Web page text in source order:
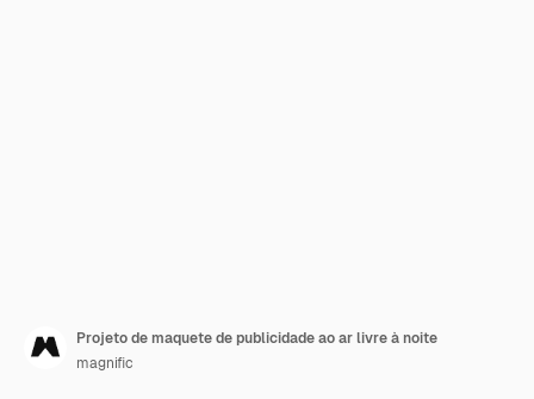
Projeto de maquete de publicidade ao ar livre à noite
magnific